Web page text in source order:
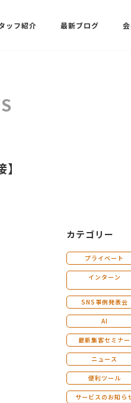
ッフ紹介 最新ブログ
カテゴリー
プライベート
インターン
SNS事例発表会
AI
最新集客セミナー
ニュース
便利ツール
サービスのお知ら